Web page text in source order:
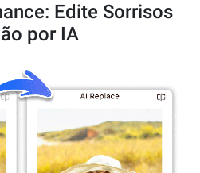
Edite Sorrisos
por IA